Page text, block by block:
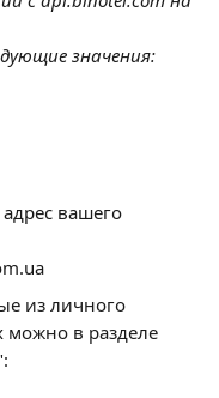
значения:
вашего
из личного
можно в разделе